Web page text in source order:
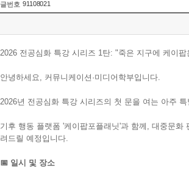
글번호 91108021
2026 전공심화 특강 시리즈 1탄: "죽은 지구에 케이팝
안녕하세요, 커뮤니케이션·미디어학부입니다.
2026년 전공심화 특강 시리즈의 첫 문을 여는 아주
기후 행동 플랫폼 '케이팝포플래닛'과 함께, 대중문
려드릴 예정입니다.
📅 일시 및 장소